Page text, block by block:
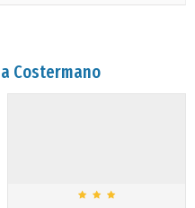
Costermano